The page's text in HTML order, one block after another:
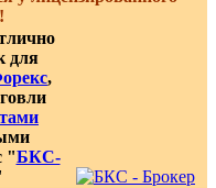
для
,
"БКС-